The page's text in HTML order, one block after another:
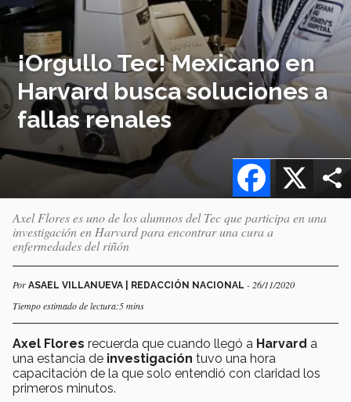
¡Orgullo Tec! Mexicano en
Harvard busca soluciones a
fallas renales
X
Facebook
Axel Flores es uno de los alumnos del Tec que participa en una
investigación en Harvard para encontrar una cura a
enfermedades del riñón
Por ASAEL VILLANUEVA | REDACCIÓN NACIONAL - 26/11/2020
Tiempo estimado de lectura:5 mins
Axel Flores recuerda que cuando llegó a Harvard a
una estancia de investigación tuvo una hora
capacitación de la que solo entendió con claridad los
primeros minutos.